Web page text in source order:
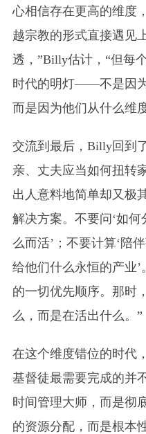
心相信存在更高的维度
越宗教的形式直接遇见
透，”Billy估计，“但每
时代的明灯——不是因
而是因为他们从什么维
交流到最后，Billy回到
亲、丈夫应当如何扭转
出人意料地简单却又极
解决方案。不要问‘如何
么而活’；不要计算‘陪
给他们什么永恒的产业
的一切优先顺序。那时
么，而是在活出什么。”
在这个维度错位的时代
基督徒最需要完成的并
时间管理大师，而是彻
的资源分配，而是根本